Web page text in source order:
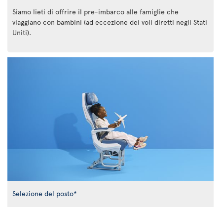
Siamo lieti di offrire il pre-imbarco alle famiglie che
viaggiano con bambini (ad eccezione dei voli diretti negli Stati
Uniti).
Selezione del posto*